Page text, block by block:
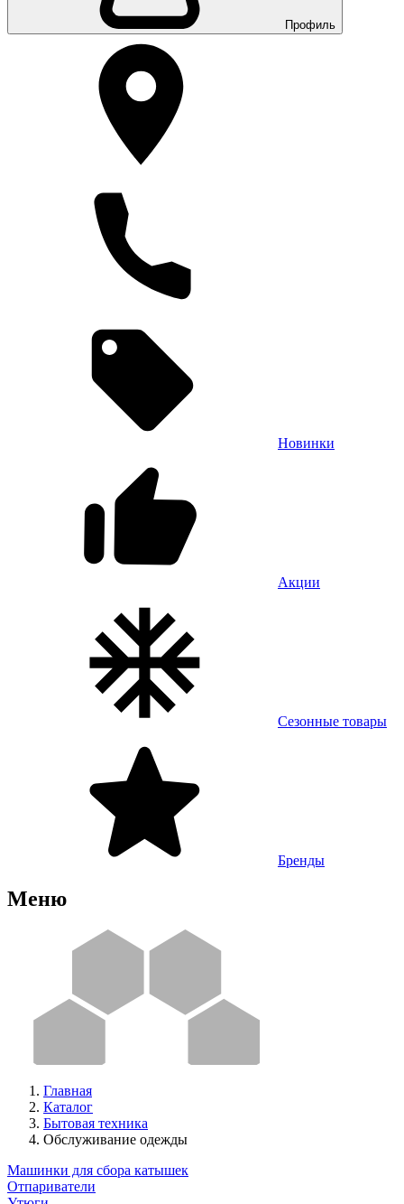
Профиль
Новинки
Акции
Сезонные товары
Бренды
Меню
Главная
Каталог
Бытовая техника
Обслуживание одежды
Машинки для сбора катышек
Отпариватели